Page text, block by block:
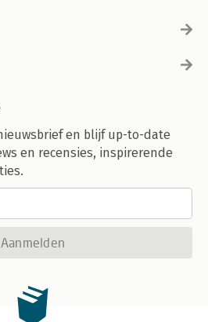
en blijf up-to-date
en recensies, inspirerende
Aanmelden